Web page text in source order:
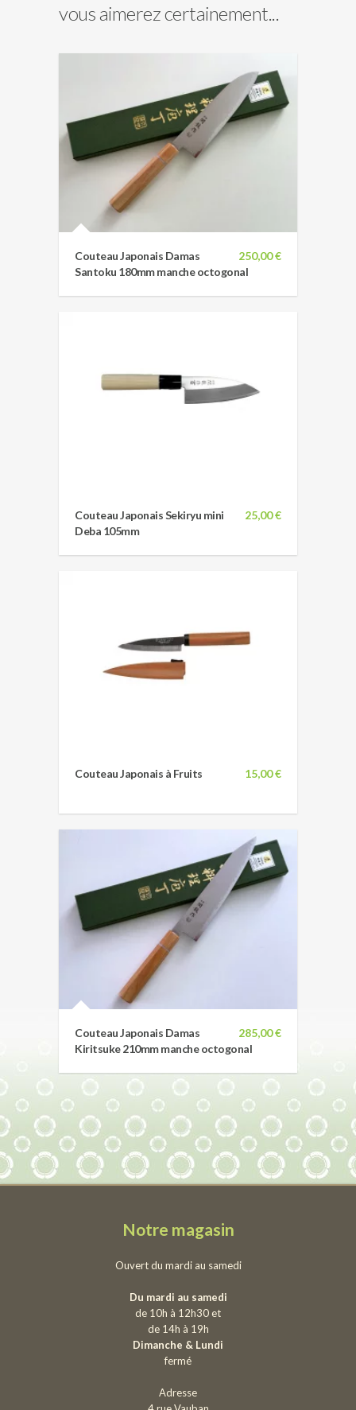
vous aimerez certainement...
250,00 €
Couteau Japonais Damas
Santoku 180mm manche octogonal
25,00 €
Couteau Japonais Sekiryu mini
Deba 105mm
15,00 €
Couteau Japonais à Fruits
285,00 €
Couteau Japonais Damas
Kiritsuke 210mm manche octogonal
Notre magasin
Ouvert du mardi au samedi
Du mardi au samedi
de 10h à 12h30 et
de 14h à 19h
Dimanche & Lundi
fermé
Adresse